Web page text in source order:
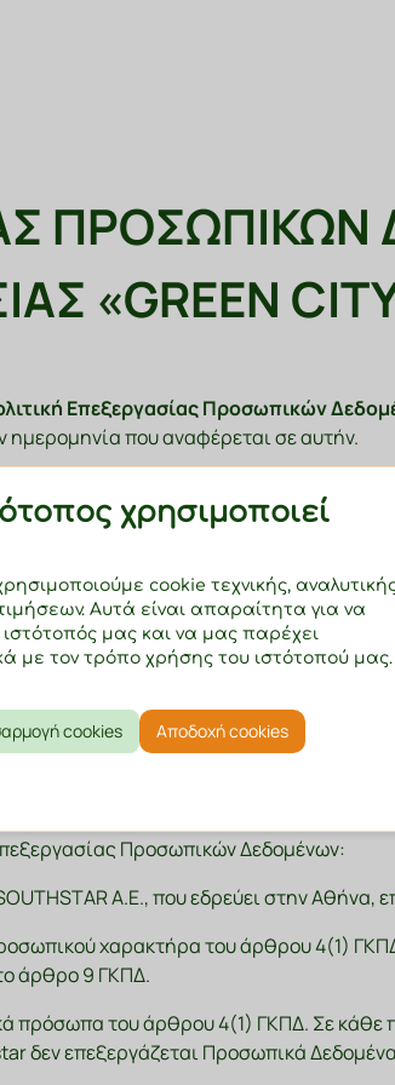
«GREEN
Επεξεργασίας Προσωπικών
ημερομηνία που αναφέρεται σε αυτήν.
») και συμμορφώνονται πλήρως
διατάξεις του Δικαίου Προστασίας
προβλεπόμενα σε αυτό.
να σας ενημερώσει για τις
μπορούν να αλλάξουν
Προσωπικών Δεδομένων:
A.E., που εδρεύει στην Αθήνα,
χαρακτήρα του άρθρου 4(1)
άρθρο 9 ΓΚΠΔ.
πρόσωπα του άρθρου 4(1) ΓΚΠΔ. Σε κάθε
δεν επεξεργάζεται Προσωπικά
χρησιμοποιεί
cookie τεχνικής,
Αυτά είναι απαραίτητα για να
μας και να μας παρέχει
με τον τρόπο χρήσης του ιστότοπού μας.
cookies Αποδοχή cookies